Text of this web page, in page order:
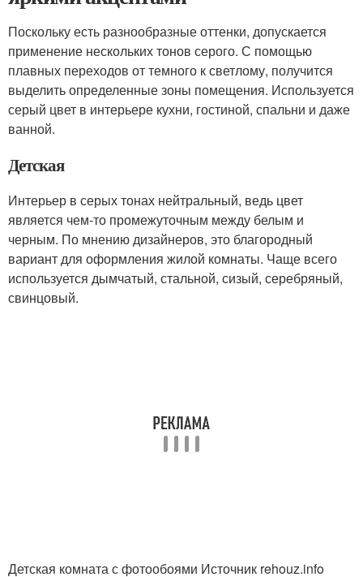
Поскольку есть разнообразные оттенки, допускается
применение нескольких тонов серого. С помощью
плавных переходов от темного к светлому, получится
выделить определенные зоны помещения. Используется
серый цвет в интерьере кухни, гостиной, спальни и даже
ванной.
Детская
Интерьер в серых тонах нейтральный, ведь цвет
является чем-то промежуточным между белым и
черным. По мнению дизайнеров, это благородный
вариант для оформления жилой комнаты. Чаще всего
используется дымчатый, стальной, сизый, серебряный,
свинцовый.
Детская комната с фотообоями Источник rehouz.info